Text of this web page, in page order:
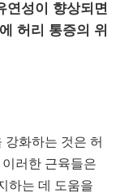
연성이 향상되면
허리 통증의 위
강화하는 것은 허
러한 근육들은
하는 데 도움을